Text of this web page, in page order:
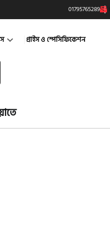
01795765289
প্রাইস ও স্পেসিফিকেশন